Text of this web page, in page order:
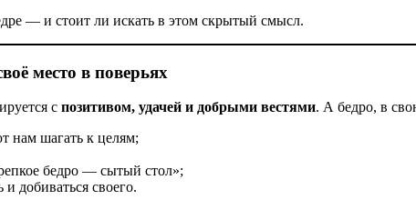
— и стоит ли искать в этом скрытый смысл.
место в поверьях
с позитивом, удачей и добрыми вестями. А бедро, в
шагать к целям;
бедро — сытый стол»;
добиваться своего.